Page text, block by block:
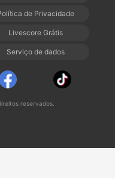
de Privacidade
Livescore Grátis
Serviço de dados
reservados.